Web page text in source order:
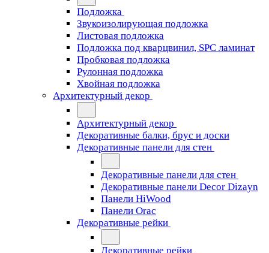
Подложка
Звукоизолирующая подложка
Листовая подложка
Подложка под кварцвинил, SPC ламинат
Пробковая подложка
Рулонная подложка
Хвойная подложка
Архитектурный декор
Архитектурный декор
Декоративные балки, брус и доски
Декоративные панели для стен
Декоративные панели для стен
Декоративные панели Decor Dizayn
Панели HiWood
Панели Orac
Декоративные рейки
Декоративные рейки